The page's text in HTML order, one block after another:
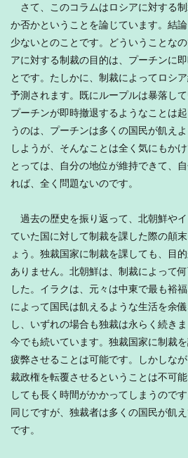
さて、このコラムはロシアに対する
か否かということを論じています。結
少ないとのことです。どういうことな
アに対する制裁の目的は、プーチンに
とです。たしかに、制裁によってロシ
予測されます。既にループルは暴落して
プーチンが即時撤退するようなことは
うのは、プーチンは多くの国民が飢え
しようが、そんなことは全く気にもか
とっては、自分の地位が維持できて、
れば、全く問題ないのです。
過去の歴史を振り返って、北朝鮮や
ていた国に対して制裁を課した際の顛
ょう。独裁国家に制裁を課しても、目
ありません。北朝鮮は、制裁によって
した。イラクは、元々は中東で最も裕
によって国民は飢えるような生活を余
し、いずれの場合も独裁は永らく続き
今でも続いています。独裁国家に制裁
疲弊させることは可能です。しかしな
裁政権を転覆させるということは不可
しても長く時間がかかってしまうので
同じですが、独裁者は多くの国民が飢
です。